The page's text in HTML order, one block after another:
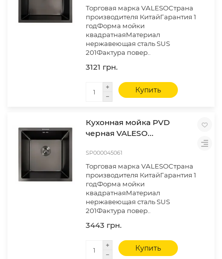
Торговая марка VALESOСтрана
производителя КитайГарантия 1
годФорма мойки
квадратнаяМатериал
нержавеющая сталь SUS
201Фактура повер..
3121 грн.
Купить
Кухонная мойка PVD
черная VALESO...
SP000045061
Торговая марка VALESOСтрана
производителя КитайГарантия 1
годФорма мойки
квадратнаяМатериал
нержавеющая сталь SUS
201Фактура повер..
3443 грн.
Купить